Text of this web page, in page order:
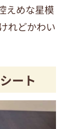
えめな星模
れどかわい
ート